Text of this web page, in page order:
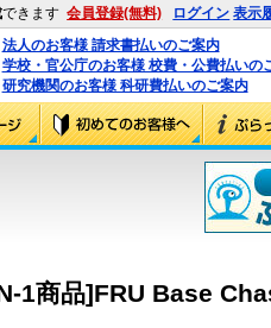
できます 会員登録(無料) ログイン 表示
法人のお客様 請求書払いのご案内
学校・官公庁のお客様 校費・公費払いの
研究機関のお客様 科研費払いのご案内
1商品]FRU Base